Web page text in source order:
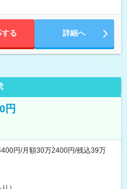
する 詳細へ
円
円/月額30万2400円/残込39万